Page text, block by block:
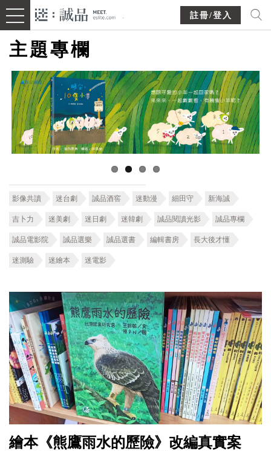
註冊/登入
主題專欄
影像共讀 迷台劇 誠品酒窖 迷動漫 細田守 新海誠
吉卜力 迷美劇 迷日劇 迷韓劇 誠品閱讀光影 誠品專欄
誠品電影院 誠品選樂 誠品選書 編輯書房 長大後才懂
迷測驗 迷繪本 迷電影
繪本《熊鷹雨水的歷險》改編真實案